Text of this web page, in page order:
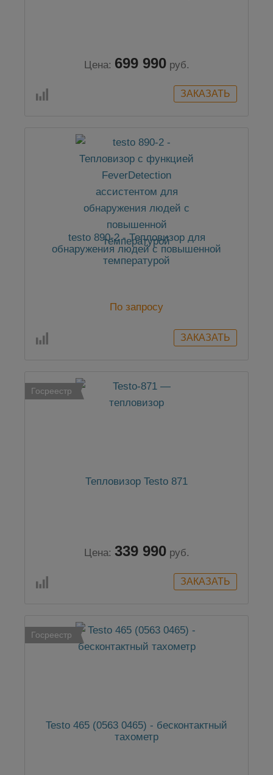
Цена: 699 990 руб.
testo 890-2 - Тепловизор для
обнаружения людей с повышенной
температурой
По запросу
Госреестр
Тепловизор Testo 871
Цена: 339 990 руб.
Госреестр
Testo 465 (0563 0465) - бесконтактный
тахометр